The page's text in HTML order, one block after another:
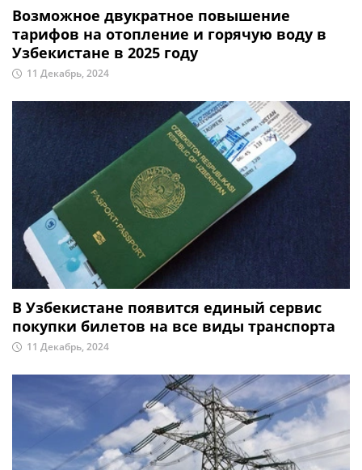
Возможное двукратное повышение
тарифов на отопление и горячую воду в
Узбекистане в 2025 году
11 Декабрь, 2024
В Узбекистане появится единый сервис
покупки билетов на все виды транспорта
11 Декабрь, 2024